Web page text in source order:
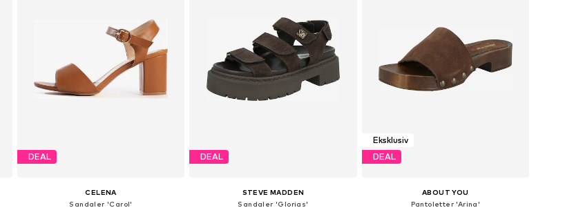
DEAL
CELENA
Sandaler 'Carol'
DEAL
STEVE MADDEN
Sandaler 'Glorias'
Eksklusiv
DEAL
ABOUT YOU
Pantoletter 'Arina'